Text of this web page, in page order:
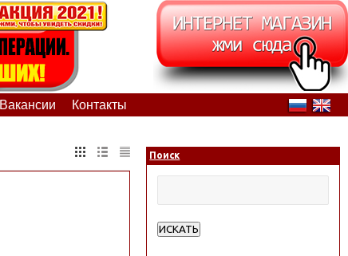
Вакансии Контакты
Поиск
ИСКАТЬ